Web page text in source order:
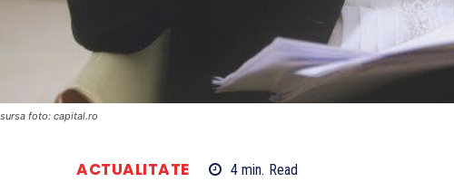
sursa foto: capital.ro
ACTUALITATE 4min. Read